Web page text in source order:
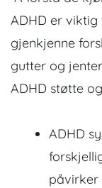
ADHD er
gjenkjenne
gutter og
ADHD støtte
ADHD
påvirker